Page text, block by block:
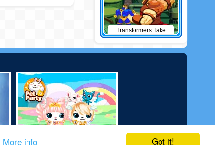
Got it!
More info
Transformers Take
Down